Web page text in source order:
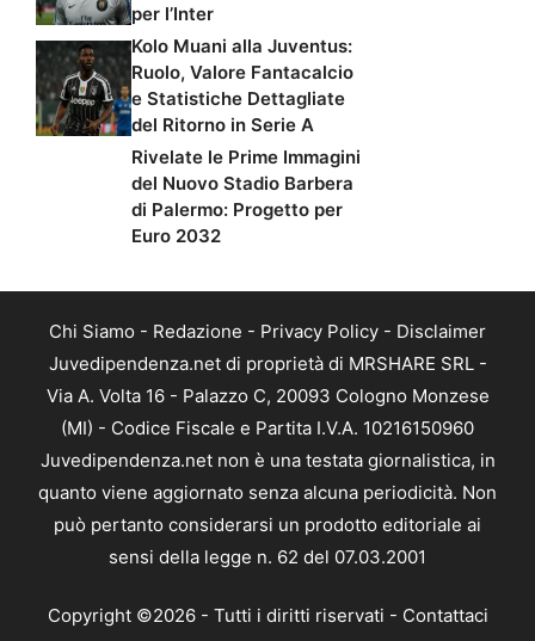
per l’Inter
Kolo Muani alla Juventus:
Ruolo, Valore Fantacalcio
e Statistiche Dettagliate
del Ritorno in Serie A
Rivelate le Prime Immagini
del Nuovo Stadio Barbera
di Palermo: Progetto per
Euro 2032
Chi Siamo - Redazione - Privacy Policy - Disclaimer
Juvedipendenza.net di proprietà di MRSHARE SRL -
Via A. Volta 16 - Palazzo C, 20093 Cologno Monzese
(MI) - Codice Fiscale e Partita I.V.A. 10216150960
Juvedipendenza.net non è una testata giornalistica, in
quanto viene aggiornato senza alcuna periodicità. Non
può pertanto considerarsi un prodotto editoriale ai
sensi della legge n. 62 del 07.03.2001
Copyright ©2026 - Tutti i diritti riservati - Contattaci